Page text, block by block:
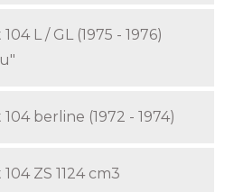
L / GL (1975 - 1976)
berline (1972 - 1974)
ZS 1124 cm3